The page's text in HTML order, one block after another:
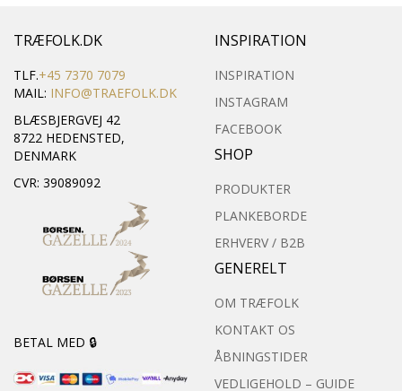
TRÆFOLK.DK
TLF.+45 7370 7079
MAIL: INFO@TRAEFOLK.DK
BLÆSBJERGVEJ 42
8722 HEDENSTED,
DENMARK
CVR: 39089092
BETAL MED 🔒
INSPIRATION
INSPIRATION
INSTAGRAM
FACEBOOK
SHOP
PRODUKTER
PLANKEBORDE
ERHVERV / B2B
GENERELT
OM TRÆFOLK
KONTAKT OS
ÅBNINGSTIDER
VEDLIGEHOLD – GUIDE